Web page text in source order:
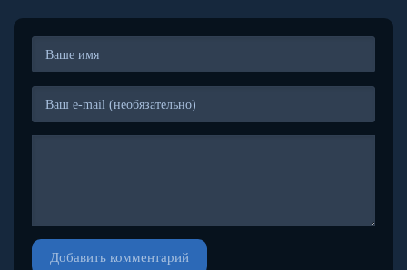
Добавить комментарий